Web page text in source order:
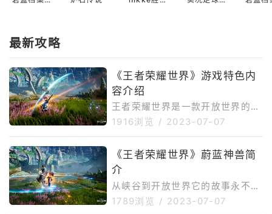
最新攻略
《王者荣耀世界》游戏特色内
容介绍
王者荣耀世界是一款开放世界的角
色扮演动作游戏，很多小伙伴可能
介绍，感兴趣的小伙伴快来看一下
吧。王者荣耀世界是王者荣耀IP生
态下的开放世界RPG游戏，由腾讯
天美工作室内部开放世界团队研
发，游戏基于玩家对王者IP及英雄
1916浏览 / 2023-07-07
《王者荣耀世界》蔚蓝神兽简
介
从峡谷到开放世界它的故事永不停
息在王者峡谷里，蓝BUFF作为一
1789浏览 / 2023-07-07